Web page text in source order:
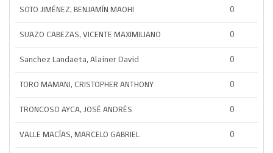
SOTO JIMÉNEZ, BENJAMÍN MAOHI 0
SUAZO CABEZAS, VICENTE MAXIMILIANO 0
Sanchez Landaeta, Alainer David 0
TORO MAMANI, CRISTOPHER ANTHONY 0
TRONCOSO AYCA, JOSÉ ANDRÉS 0
VALLE MACÍAS, MARCELO GABRIEL 0